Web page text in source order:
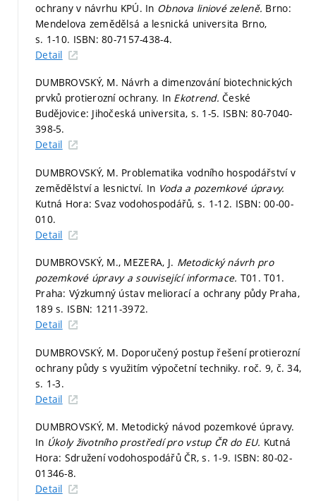
ochrany v návrhu KPÚ. In Obnova liniové zeleně. Brno:
Mendelova zemědělsá a lesnická universita Brno,
s. 1-10. ISBN: 80-7157-438-4.
Detail
DUMBROVSKÝ, M. Návrh a dimenzování biotechnických
prvků protierozní ochrany. In Ekotrend.České
Budějovice: Jihočeská universita, s. 1-5. ISBN: 80-7040-
398-5.
Detail
DUMBROVSKÝ, M. Problematika vodního hospodářství v
zemědělství a lesnictví. In Voda a pozemkové úpravy.
Kutná Hora: Svaz vodohospodářů, s. 1-12. ISBN: 00-00-
010.
Detail
DUMBROVSKÝ, M., MEZERA, J. Metodický návrh pro
pozemkové úpravy a související informace. T01. T01.
Praha: Výzkumný ústav meliorací a ochrany půdy Praha,
189 s. ISBN: 1211-3972.
Detail
DUMBROVSKÝ, M. Doporučený postup řešení protierozní
ochrany půdy s využitím výpočetní techniky. roč. 9, č. 34,
s. 1-3.
Detail
DUMBROVSKÝ, M. Metodický návod pozemkové úpravy.
In Úkoly životního prostředí pro vstup ČR do EU. Kutná
Hora: Sdružení vodohospodářů ČR,s. 1-9. ISBN: 80-02-
01346-8.
Detail